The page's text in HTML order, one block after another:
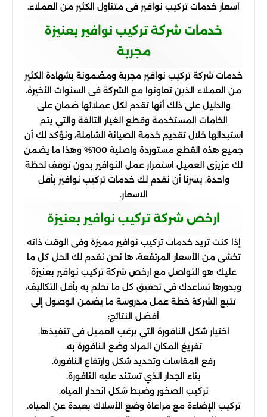
اسعار خدمات تركيب نوافير فى متناول الكثير من العملاء.
خدمات شركة تركيب نوافير بعنيزة
مجربة
خدمات شركة تركيب نوافير مجربة ومضمونة بشهادة الكثير
من العملاء الذين تعاونوا مع الشركة فى السنوات الأخيرة،
والدليل على ذلك أنها تقدم لكل عملائها ضمان على
الخامات المستخدمة وقطع الغيار التالفة والتي يتم
استبدالها خلال تقديم خدمة الصيانة الشاملة، ونؤكد لك أن
جميع هذه القطع مستوردة واصلية 100% وهذا ما يضمن
لك عزيزى العميل استمرار عمل النوافير بدون توقف لحظة
واحدة، يسرنا أن نقدم لك خدمات تركيب نوافير بأقل
الاسعار.
ارخص شركة تركيب نوافير بعنيزة
إذا كنت تريد خدمات تركيب نوافير مميزة وفى الوقت ذاته
تخشى من الأسعار المرتفعة، ها نحن نقدم لك الحل كل ما
عليك هو التواصل مع ارخص شركة تركيب نوافير بعنيزة
وبدورها تساعدك فى تحقيق كل ما تحلم به بأقل التكاليف،
تتبع الشركة خطة عمل مدروسة ما يضمن الوصول إلى
أفضل النتائج:
اختيار شكل النافورة التي يرغب العميل فى تنفيذها.
تفريغ المكان المراد وضع النافورة به.
رفع المقاسات وتحديد شكل وارتفاع النافورة.
بناء الجدار الذي تستند عليه النافورة.
تركيب الصخور وضبط شكل انحدار المياه.
تركيب الإضاءة مع مراعاة وضع الأسلاك بعيدة عن المياه.